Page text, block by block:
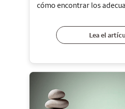
cómo encontrar los
Lea el